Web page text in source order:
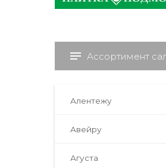
Ассортимент
Алентежу
Авейру
Агуста